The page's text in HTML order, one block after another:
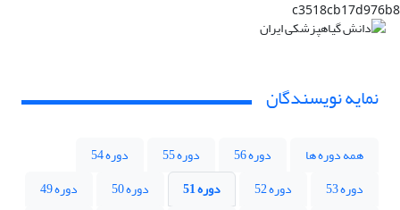
c3518cb17d976b8
نمایه نویسندگان
همه دوره ها دوره 56 دوره 55
دوره 54
دوره 53
دوره 52 دوره 51 دوره 50
دوره 49